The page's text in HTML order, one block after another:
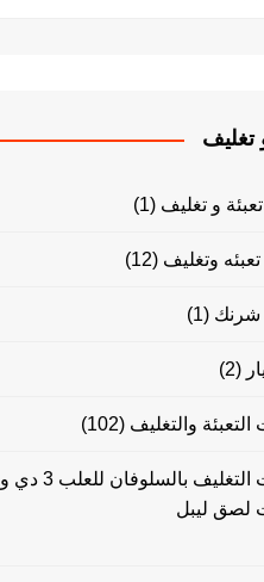
تغليف
و تغليف (1)
وتغليف (12)
شرنك (1)
(2)
التعبئة والتغليف (102)
ماكينات التغليف بالسلوفان للعلب 3 دي و
لصق ليبل